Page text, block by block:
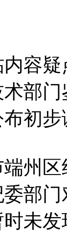
容
部
初
州
部
未